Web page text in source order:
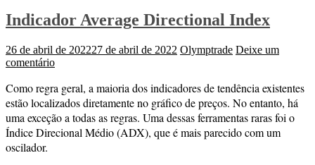
Indicador Average Directional Index
26 de abril de 202227 de abril de 2022 Olymptrade Deixe um
comentário
Como regra geral, a maioria dos indicadores de tendência existentes
estão localizados diretamente no gráfico de preços. No entanto, há
uma exceção a todas as regras. Uma dessas ferramentas raras foi o
Índice Direcional Médio (ADX), que é mais parecido com um
oscilador.